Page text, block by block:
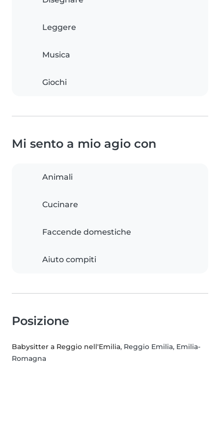
Leggere
Musica
Giochi
Mi sento a mio agio con
Animali
Cucinare
Faccende domestiche
Aiuto compiti
Posizione
Babysitter a Reggio nell'Emilia, Reggio Emilia, Emilia-
Romagna